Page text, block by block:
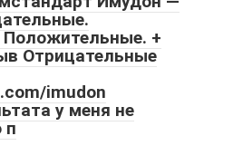
+
Отрицательные
imudon
у меня не
п